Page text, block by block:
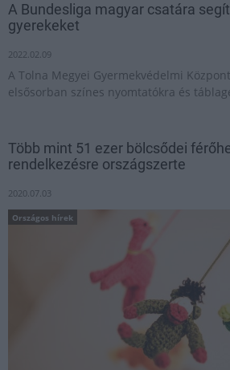
A Bundesliga magyar csatára
gyerekeket
2022.02.09
A Tolna Megyei Gyermekvédelmi
elsősorban színes nyomtatókra és
Több mint 51 ezer bölcsődei
rendelkezésre országszerte
2020.07.03
Országos hírek